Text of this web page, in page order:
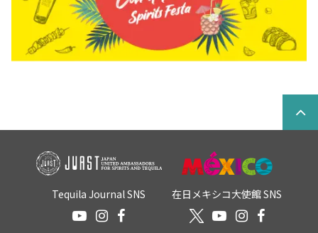
Tequila Journal SNS 在日メキシコ大使館 SNS